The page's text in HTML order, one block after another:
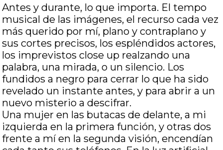
Antes y durante, lo que importa. El tempo
musical de las imágenes, el recurso cada vez
más querido por mí, plano y contraplano y
sus cortes precisos, los espléndidos actores,
los imprevistos close up realzando una
palabra, una mirada, o un silencio. Los
fundidos a negro para cerrar lo que ha sido
revelado un instante antes, y para abrir a un
nuevo misterio a descifrar.
Una mujer en las butacas de delante, a mi
izquierda en la primera función, y otras dos
frente a mí en la segunda visión, encendían